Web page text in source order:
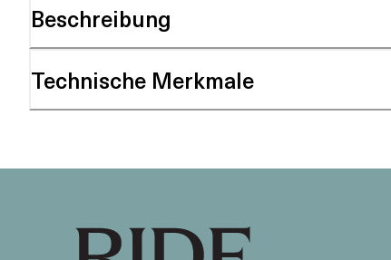
Beschreibung
Technische Merkmale